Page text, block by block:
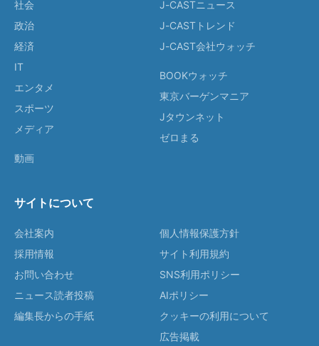
社会
政治
経済
IT
エンタメ
スポーツ
メディア
動画
J-CASTニュース
J-CASTトレンド
J-CAST会社ウォッチ
BOOKウォッチ
東京バーゲンマニア
Jタウンネット
ゼロまる
サイトについて
会社案内
採用情報
お問い合わせ
ニュース読者投稿
編集長からの手紙
個人情報保護方針
サイト利用規約
SNS利用ポリシー
AIポリシー
クッキーの利用について
広告掲載